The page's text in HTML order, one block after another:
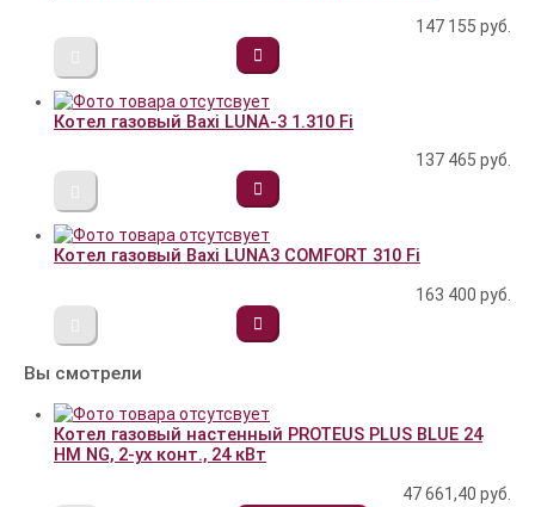
147 155 руб.
Котел газовый Baxi LUNA-3 1.310 Fi
137 465 руб.
Котел газовый Baxi LUNA3 COMFORT 310 Fi
163 400 руб.
Вы смотрели
Котел газовый настенный PROTEUS PLUS BLUE 24
HM NG, 2-ух конт., 24 кВт
47 661,40 руб.